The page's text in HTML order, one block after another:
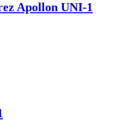
Apollon UNI-1